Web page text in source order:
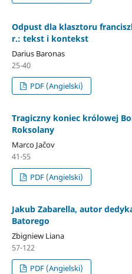
Odpust dla klasztoru
r.: tekst i kontekst
Darius Baronas
25-40
PDF (Angielski)
Tragiczny koniec królowej
Roksolany
Marco Jačov
41-55
PDF (Angielski)
Jakub Zabarella, autor
Batorego
Zbigniew Liana
57-122
PDF (Angielski)